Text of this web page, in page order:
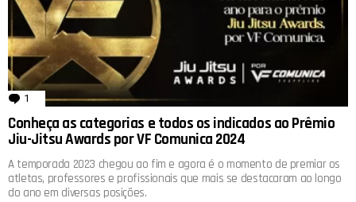
1 comentário
Conheça as categorias e todos os indicados ao Prêmio
Jiu-Jitsu Awards por VF Comunica 2024
A temporada 2023 chegou ao fim e agora é o momento de premiar os
atletas, professores e profissionais que mais se destacaram ao longo
do ano em diversas posições.